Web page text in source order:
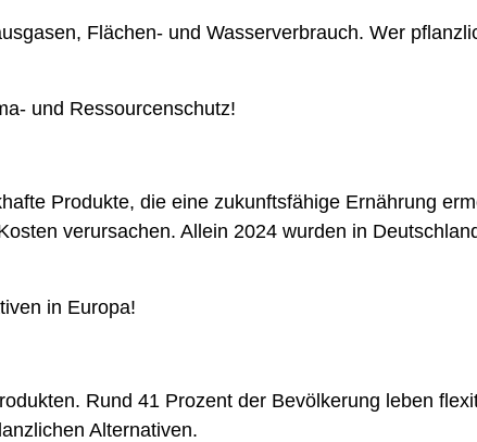
Flächen- und Wasserverbrauch. Wer
und Ressourcenschutz!
Produkte, die eine zukunftsfähige Ernährung
verursachen. Allein 2024 wurden in
in Europa!
Rund 41 Prozent der Bevölkerung leben
Alternativen.